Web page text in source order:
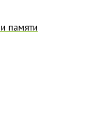
памяти